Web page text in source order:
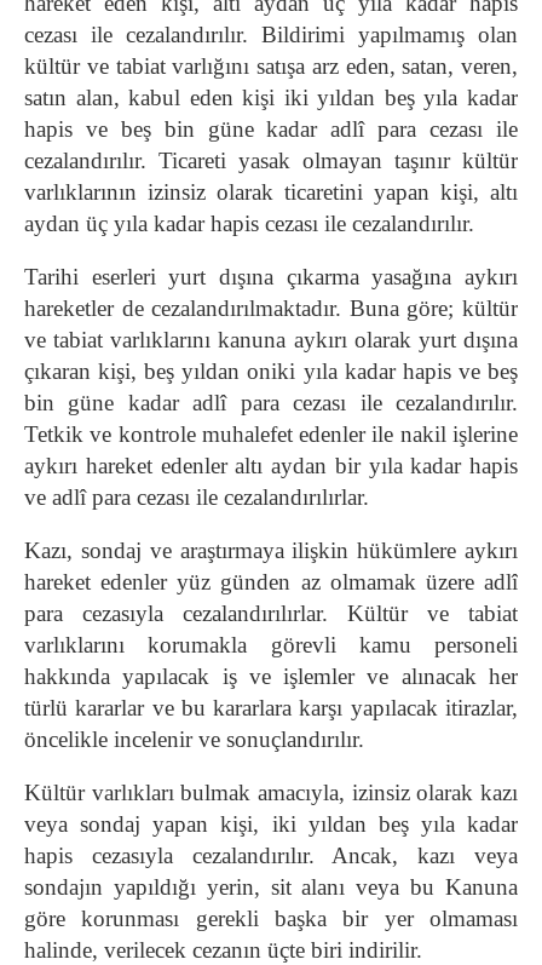
cezası ile cezalandırılır. Bildirimi yapılmamış olan
kültür ve tabiat varlığını satışa arz eden, satan, veren,
satın alan, kabul eden kişi iki yıldan beş yıla kadar
hapis ve beş bin güne kadar adlî para cezası ile
cezalandırılır. Ticareti yasak olmayan taşınır kültür
varlıklarının izinsiz olarak ticaretini yapan kişi, altı
aydan üç yıla kadar hapis cezası ile cezalandırılır.
Tarihi eserleri yurt dışına çıkarma yasağına aykırı
hareketler de cezalandırılmaktadır. Buna göre; kültür
ve tabiat varlıklarını kanuna aykırı olarak yurt dışına
çıkaran kişi, beş yıldan oniki yıla kadar hapis ve beş
bin güne kadar adlî para cezası ile cezalandırılır.
Tetkik ve kontrole muhalefet edenler ile nakil işlerine
aykırı hareket edenler altı aydan bir yıla kadar hapis
ve adlî para cezası ile cezalandırılırlar.
Kazı, sondaj ve araştırmaya ilişkin hükümlere aykırı
hareket edenler yüz günden az olmamak üzere adlî
para cezasıyla cezalandırılırlar. Kültür ve tabiat
varlıklarını korumakla görevli kamu personeli
hakkında yapılacak iş ve işlemler ve alınacak her
türlü kararlar ve bu kararlara karşı yapılacak itirazlar,
öncelikle incelenir ve sonuçlandırılır.
Kültür varlıkları bulmak amacıyla, izinsiz olarak kazı
veya sondaj yapan kişi, iki yıldan beş yıla kadar
hapis cezasıyla cezalandırılır. Ancak, kazı veya
sondajın yapıldığı yerin, sit alanı veya bu Kanuna
göre korunması gerekli başka bir yer olmaması
halinde, verilecek cezanın üçte biri indirilir.